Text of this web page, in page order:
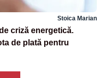
Stoica Marian
criză energetică.
de plată pentru